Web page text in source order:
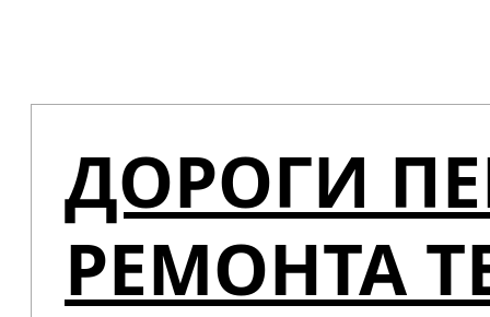
ДОРОГИ
РЕМОНТА